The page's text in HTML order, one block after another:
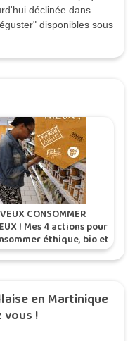
déclinée dans
disponibles sous
CONSOMMER
! Mes 4 actions pour
éthique, bio et
en Martinique
vous !